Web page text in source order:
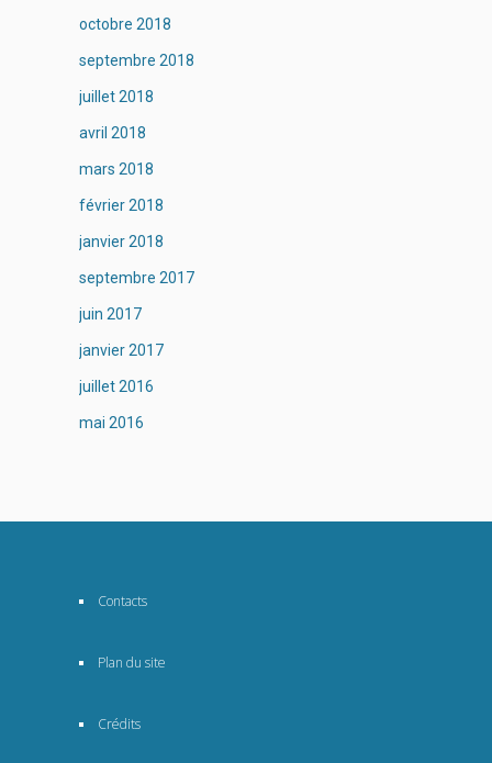
octobre 2018
septembre 2018
juillet 2018
avril 2018
mars 2018
février 2018
janvier 2018
septembre 2017
juin 2017
janvier 2017
juillet 2016
mai 2016
Contacts
Plan du site
Crédits